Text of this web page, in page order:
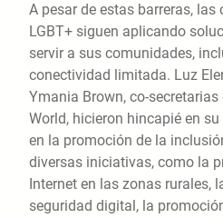
A pesar de estas barreras,
LGBT+ siguen aplicando
servir a sus comunidades,
conectividad limitada. Luz
Ymania Brown, co-secretarias
World, hicieron hincapié en
en la promoción de la
diversas iniciativas, como la
Internet en las zonas rurales,
seguridad digital, la